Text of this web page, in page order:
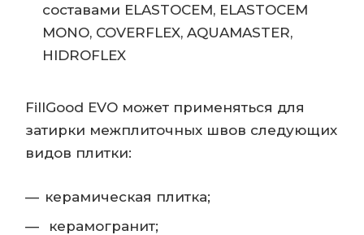
составами ELASTOCEM, ELASTOCEM
MONO, COVERFLEX, AQUAMASTER,
HIDROFLEX
FillGood EVO может применяться для
затирки межплиточных швов следующих
видов плитки:
керамическая плитка;
керамогранит;